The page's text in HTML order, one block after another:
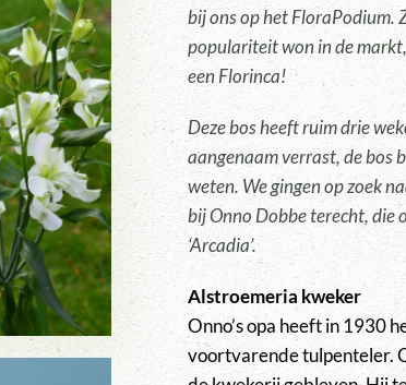
bij ons op het FloraPodium.
populariteit won in de
een Florinca!
Deze bos heeft ruim drie
aangenaam verrast, de bos
weten. We gingen op zoek
bij Onno Dobbe terecht, die
‘Arcadia’.
Alstroemeria kweker
Onno’s opa heeft in 1930
voortvarende tulpenteler.